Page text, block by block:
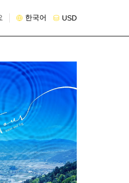
한국어 USD